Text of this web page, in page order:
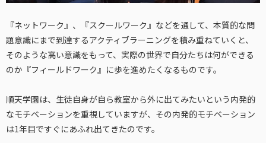
『ネットワーク』、『スクールワーク』などを通して、本質的な問
題意識にまで到達するアクティブラーニングを積み重ねていくと、
そのような高い意識をもって、実際の世界で自分たちは何ができる
のか『フィールドワーク』に歩を進めたくなるものです。
順天学園は、生徒自身が自ら教室から外に出てみたいという内発的
なモチベーションを重視していますが、その内発的モチベーション
は1年目ですぐにあふれ出てきたのです。